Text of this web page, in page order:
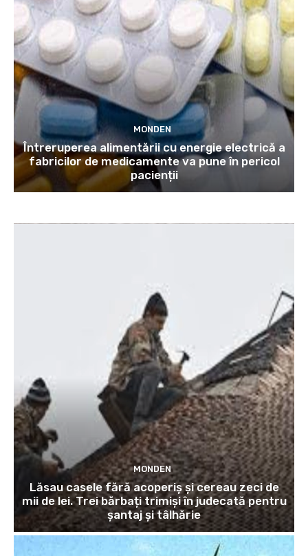
MONDEN
Întreruperea alimentării cu energie electrică a
fabricilor de medicamente va pune în pericol
pacienții
MONDEN
Lăsau casele fără acoperiș și cereau zeci de
mii de lei. Trei bărbați trimiși în judecată pentru
șantaj și tâlhărie